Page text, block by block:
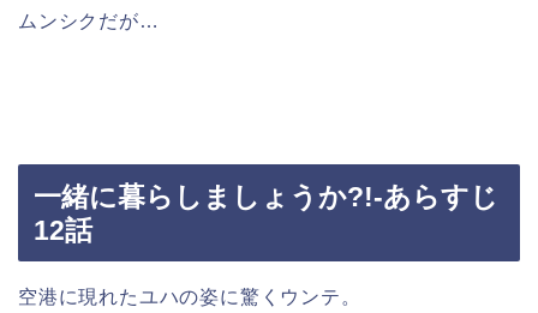
ムンシクだが…
一緒に暮らしましょうか?!-あらすじ
12話
空港に現れたユハの姿に驚くウンテ。